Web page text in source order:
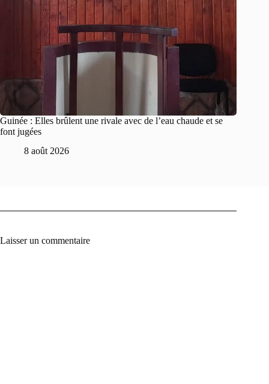
Guinée : Elles brûlent une rivale avec de l’eau chaude et se
font jugées
8 août 2026
Laisser un commentaire